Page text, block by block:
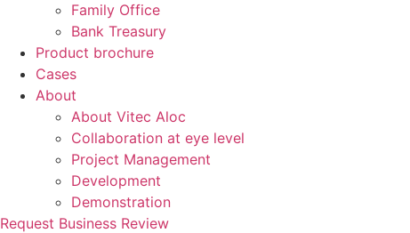
Family Office
Bank Treasury
Product brochure
Cases
About
About Vitec Aloc
Collaboration at eye level
Project Management
Development
Demonstration
Request Business Review